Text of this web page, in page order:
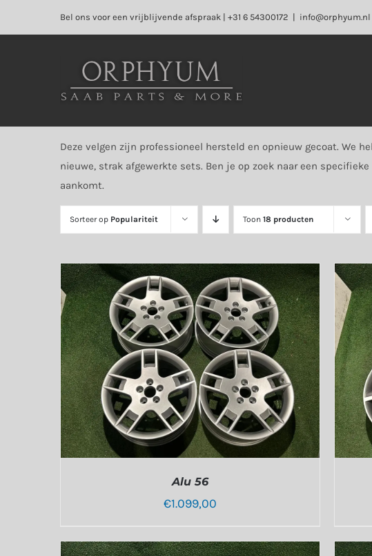
Bel ons voor een vrijblijvende afspraak | +31 6 54300172 | info@orphyum.nl
Deze velgen zijn professioneel hersteld en opnieuw gecoat. We
nieuwe, strak afgewerkte sets. Ben je op zoek naar een
aankomt.
Sorteer op Populariteit Toon 18 producten
Alu 56
€1.099,00